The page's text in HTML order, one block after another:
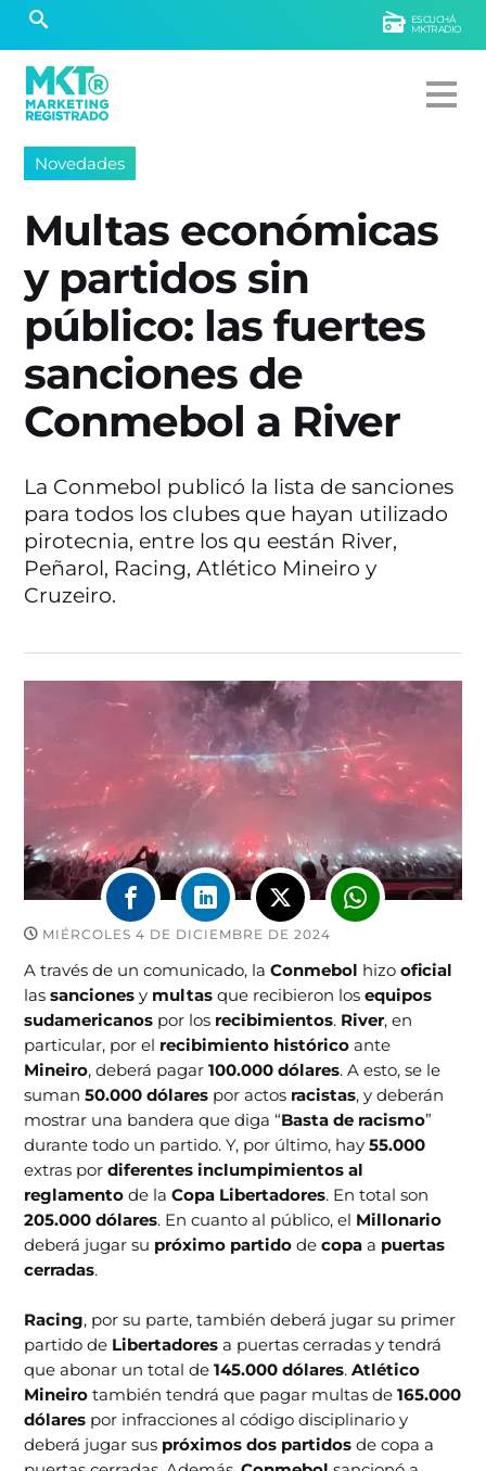
ESCUCHÁ
MKTRADIO
Novedades
Multas económicas
y partidos sin
público: las fuertes
sanciones de
Conmebol a River
La Conmebol publicó la lista de sanciones
para todos los clubes que hayan utilizado
pirotecnia, entre los qu eestán River,
Peñarol, Racing, Atlético Mineiro y
Cruzeiro.
MIÉRCOLES 4 DE DICIEMBRE DE 2024
A través de un comunicado, laConmebol hizooficial
lassancionesy multasque recibieron losequipos
sudamericanos por los recibimientos. River, en
particular, por el recibimiento históricoante
Mineiro, deberá pagar100.000 dólares. A esto, se le
suman50.000 dólares por actos racistas, y deberán
mostrar una bandera que diga “Basta de racismo”
durante todo un partido. Y, por último, hay55.000
extras pordiferentes inclumpimientos al
reglamentode laCopa Libertadores. En total son
205.000 dólares. En cuanto al público, el Millonario
deberá jugar su próximo partidodecopaa puertas
cerradas.
Racing, por su parte, también deberá jugar su primer
partido de Libertadoresa puertas cerradas y tendrá
que abonar un total de145.000 dólares.Atlético
Mineirotambién tendrá que pagar multas de165.000
dólares por infracciones al código disciplinario y
deberá jugar sus próximos dos partidosde copa a